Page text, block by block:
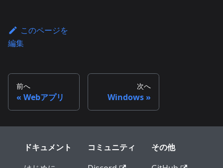
このページを
編集
前へ
Webアプリ
次へ
Windows
ドキュメント
コミュニティ
その他